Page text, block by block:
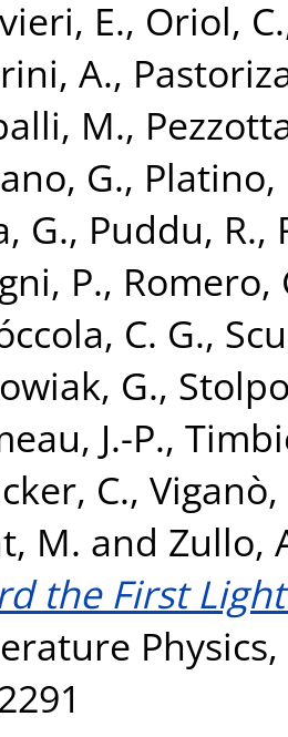
E., Oriol, C.
A.,
M.,
G., Platino,
G., Puddu, R.,
P., Romero,
C. G.,
G.,
J.-P.,
C., Viganò,
M. and Zullo,
the First
Physics,